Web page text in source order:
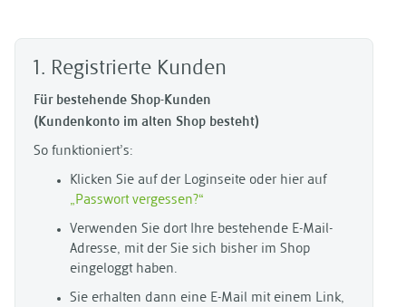
1. Registrierte Kunden
Für bestehende Shop-Kunden
(Kundenkonto im alten Shop besteht)
So funktioniert’s:
Klicken Sie auf der Loginseite oder hier auf
„Passwort vergessen?“
Verwenden Sie dort Ihre bestehende E-Mail-
Adresse, mit der Sie sich bisher im Shop
eingeloggt haben.
Sie erhalten dann eine E-Mail mit einem Link,